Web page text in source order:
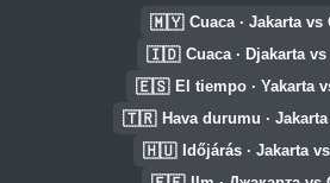
🇲🇾 Cuaca · Jakarta
🇮🇩 Cuaca · Djakarta
🇪🇸 El tiempo · Yakarta
🇹🇷 Hava durumu ·
🇭🇺 Időjárás · Jakarta